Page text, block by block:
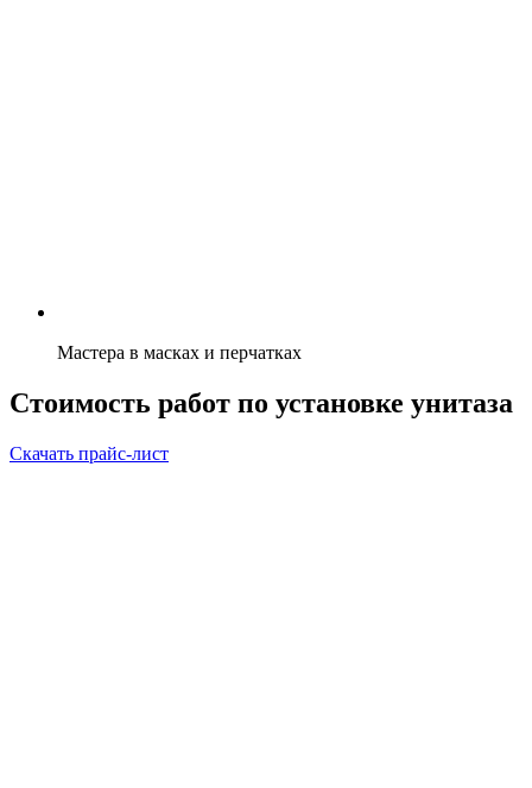
Мастера в масках и перчатках
Стоимость работ по установке унитаза
Скачать прайс-лист